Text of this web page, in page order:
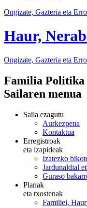
Ongizate, Gazteria eta
Haur,
Ongizate, Gazteria eta
Familia Politika
Sailaren menua
Saila ezagutu
Aurkezpena
Kontaktua
Erregistroak
eta izapideak
Izatezko
Jardunaldial
Guraso
Planak
eta txostenak
Familiei,